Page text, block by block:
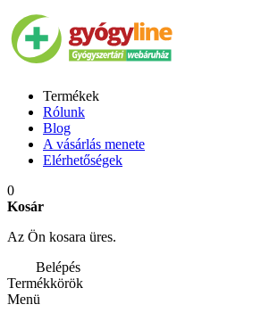
Termékek
Rólunk
Blog
A vásárlás menete
Elérhetőségek
0
Kosár
Az Ön kosara üres.
Belépés
Termékkörök
Menü